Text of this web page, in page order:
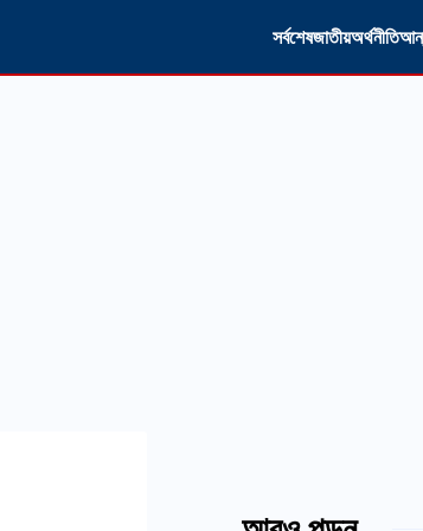
সর্বশেষজাতীয়অর্থনীতি